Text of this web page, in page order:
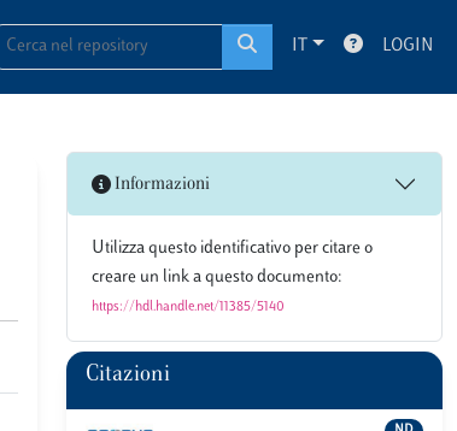
IT LOGIN
Informazioni
Utilizza questo identificativo per citare o
creare un link a questo documento:
https://hdl.handle.net/11385/5140
Citazioni